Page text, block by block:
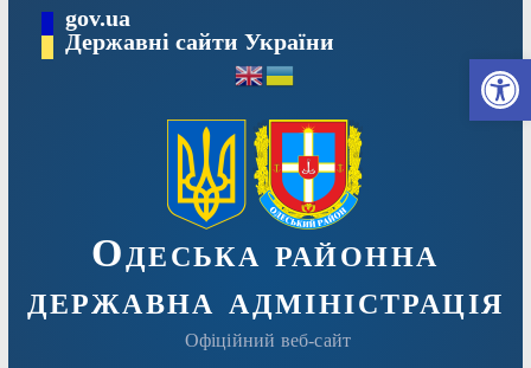
Перейтиgov.ua
Державні сайти України
Одеська районна
державна адміністрація
Офіційний веб-сайт